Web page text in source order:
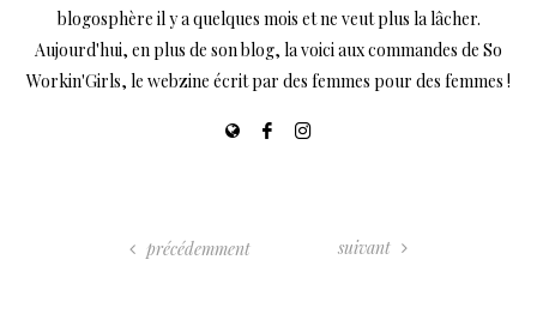
blogosphère il y a quelques mois et ne veut plus la lâcher.
Aujourd'hui, en plus de son blog, la voici aux commandes de So
Workin'Girls, le webzine écrit par des femmes pour des femmes !
précédemment suivant